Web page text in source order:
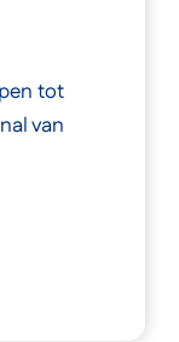
tot
van